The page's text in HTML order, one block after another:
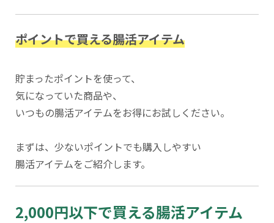
ポイントで買える腸活アイテム
貯まったポイントを使って、
気になっていた商品や、
いつもの腸活アイテムをお得にお試しください。
まずは、少ないポイントでも購入しやすい
腸活アイテムをご紹介します。
2,000円以下で買える腸活アイテム